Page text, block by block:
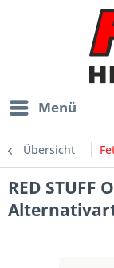
Menü
Übersicht
RED STUFF